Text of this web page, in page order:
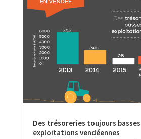
Des trésoreries toujours basses
exploitations vendéennes